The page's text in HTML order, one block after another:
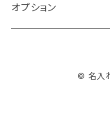
ウイルス対策備品
その他雑貨品
展示会・説明会ノベル
クイック印刷対応ボト
オプション
© 名入